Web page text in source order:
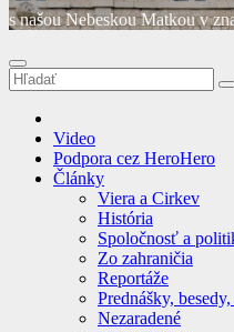
s našou Nebeskou Matkou v
Video
Podpora cez HeroHero
Články
Viera a Cirkev
História
Spoločnosť a
Zo zahraničia
Reportáže
Prednášky,
Nezaradené